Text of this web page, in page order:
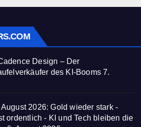
Design – Der
des KI-Booms 7.
2026: Gold wieder stark -
ordentlich - KI und Tech bleiben die